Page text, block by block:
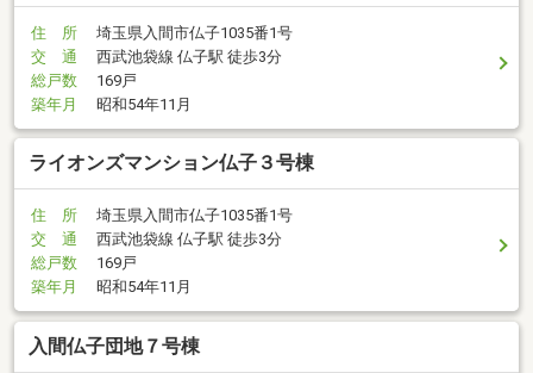
住 所
埼玉県入間市仏子1035番1号
交 通
西武池袋線 仏子駅 徒歩3分
総戸数
169戸
築年月
昭和54年11月
ライオンズマンション仏子３号棟
住 所
埼玉県入間市仏子1035番1号
交 通
西武池袋線 仏子駅 徒歩3分
総戸数
169戸
築年月
昭和54年11月
入間仏子団地７号棟